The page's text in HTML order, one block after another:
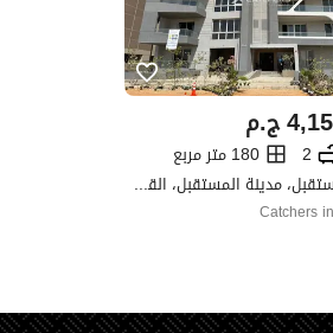
ج.م
2
180 متر مربع
زيزينا المستقبل، مدينة المستقبل، القاهرة
Catchers